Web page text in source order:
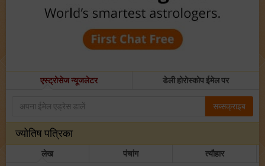
एस्ट्रोसेज न्यूजलेटर डेली होरोस्कोप ईमेल पर
सब्सक्राइब
ज्योतिष पत्रिका
लेख पंचांग त्यौहार